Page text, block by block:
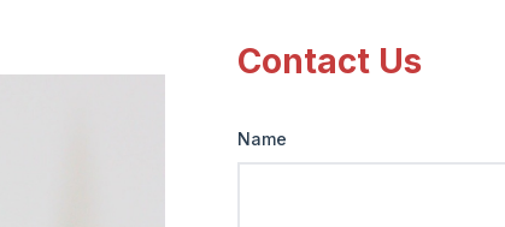
Contact Us
Name